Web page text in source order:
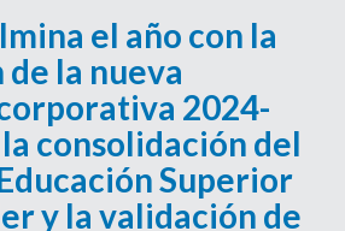
el año con la
la nueva
2024-
consolidación del
Superior
y la validación de